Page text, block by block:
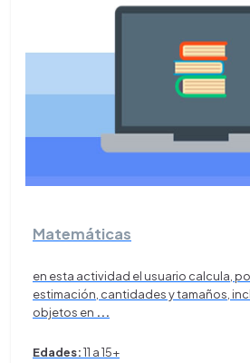
Matemáticas
en esta actividad el usuario calcula,
estimación, cantidades y tamaños,
objetos en ...
Edades:11 a 15+